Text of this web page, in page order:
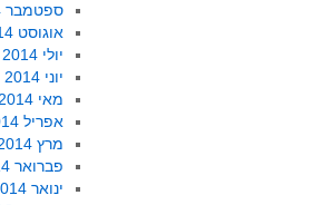
ספטמבר 2014
אוגוסט 2014
יולי 2014
יוני 2014
מאי 2014
אפריל 2014
מרץ 2014
פברואר 2014
ינואר 2014